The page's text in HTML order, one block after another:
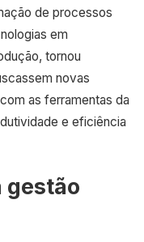
de processos
em
tornou
novas
as ferramentas da
e eficiência
gestão